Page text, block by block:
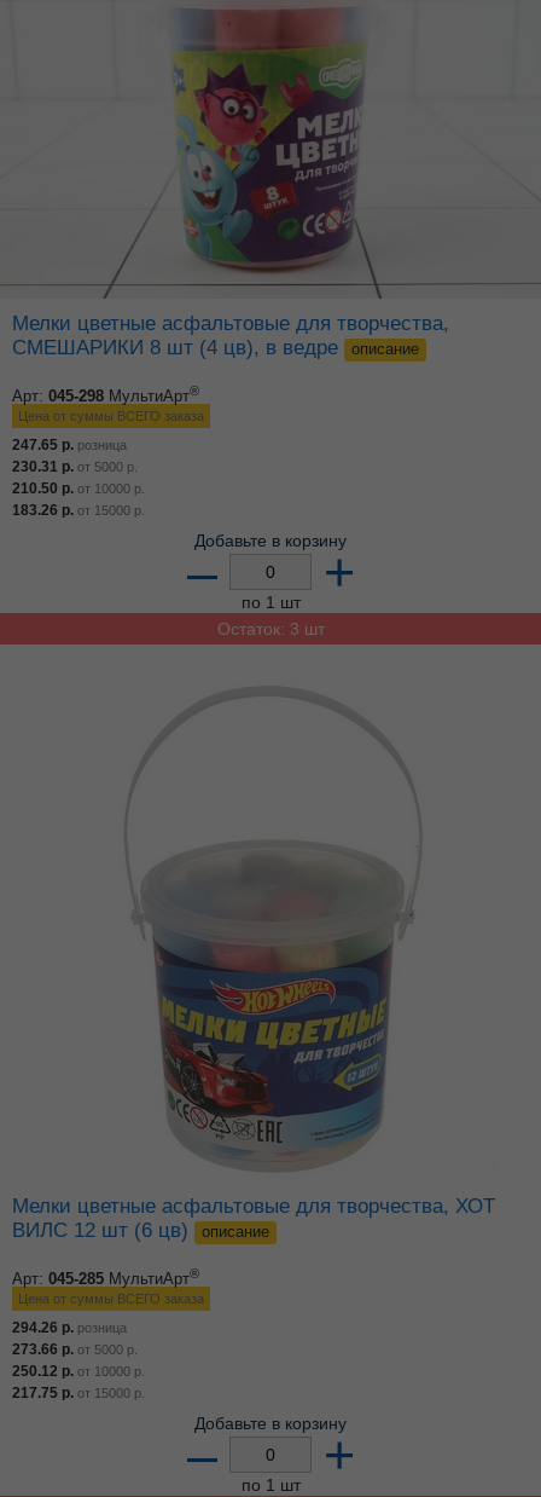
Мелки цветные асфальтовые для творчества,
СМЕШАРИКИ 8 шт (4 цв), в ведре
описание
Арт: 045-298 МультиАрт®
Цена от суммы ВСЕГО заказа
247.65 р. розница
230.31 р. от 5000 р.
210.50 р. от 10000 р.
183.26 р. от 15000 р.
Добавьте в корзину
– +
по 1 шт
Остаток: 3 шт
Мелки цветные асфальтовые для творчества, ХОТ
ВИЛС 12 шт (6 цв)
описание
Арт: 045-285 МультиАрт®
Цена от суммы ВСЕГО заказа
294.26 р. розница
273.66 р. от 5000 р.
250.12 р. от 10000 р.
217.75 р. от 15000 р.
Добавьте в корзину
– +
по 1 шт